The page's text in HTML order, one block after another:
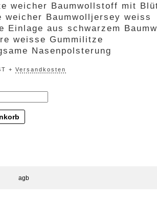
weicher Baumwollstoff mit
weicher Baumwolljersey weiss
Einlage aus schwarzem
weisse Gummilitze
Nasenpolsterung
+ Versandkosten
agb